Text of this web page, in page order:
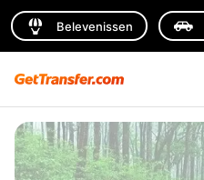
Belevenissen